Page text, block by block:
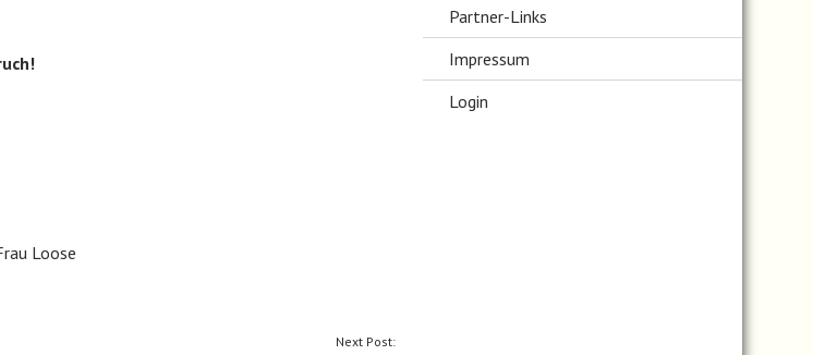
Loose
Next Post:
Partner-Links
Impressum
Login